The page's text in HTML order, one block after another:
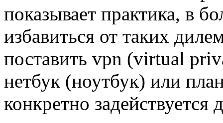
показывает практика, в
избавиться от таких
поставить vpn (virtual
нетбук (ноутбук) или
конкретно